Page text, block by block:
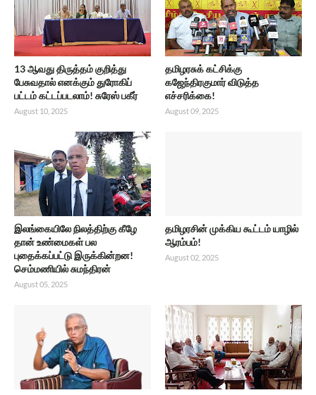
13 ஆவது திருத்தம் குறித்து
பேசுவதால் எனக்கும் துரோகிப்
பட்டம் கட்டப்படலாம்! சுரேஸ் பகீர்
August 10, 2025
தமிழரசுக் கட்சிக்கு
கஜேந்திரகுமார் விடுத்த
எச்சரிக்கை!
August 09, 2025
இலங்கையிலே நிலத்திற்கு கீழே
தான் உண்மைகள் பல
புதைக்கப்பட்டு இருக்கின்றன!
செம்மணியில் சுமந்திரன்
August 05, 2025
தமிழரசின் முக்கிய கூட்டம் யாழில்
ஆரம்பம்!
August 02, 2025